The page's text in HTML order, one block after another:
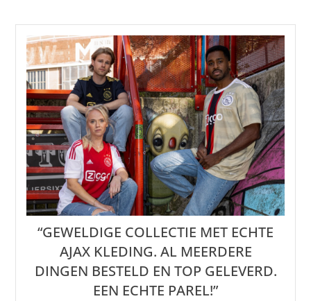
“GEWELDIGE COLLECTIE MET ECHTE
AJAX KLEDING. AL MEERDERE
DINGEN BESTELD EN TOP GELEVERD.
EEN ECHTE PAREL!”